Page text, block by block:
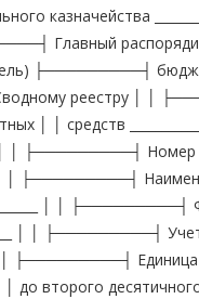
казначейства
Главный
├─────────┤
по Сводному реестру │ │
│ │ средств
│ ├─────────┤ Номер
│ ├─────────┤
│ │ ├─────────┤
│ │ ├─────────┤
│ ├─────────┤ Единица
до второго